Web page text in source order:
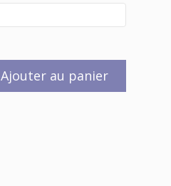
Ajouter au panier